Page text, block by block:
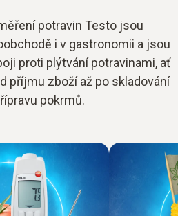
potravin Testo jsou
i v gastronomii a jsou
proti plýtvání potravinami, ať
příjmu zboží až po skladování
pokrmů.